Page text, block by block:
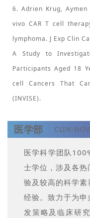
6. Adrien Krug,
vivo CAR T cell
lymphoma. J Exp Clin
A Study to
Participants Aged 18
cell Cancers That
(INVISE).
医学部 CLIN-NOV
医学科学团队
士学位，涉及各
验及较高的科学素
经验。致力于为
发策略及临床研